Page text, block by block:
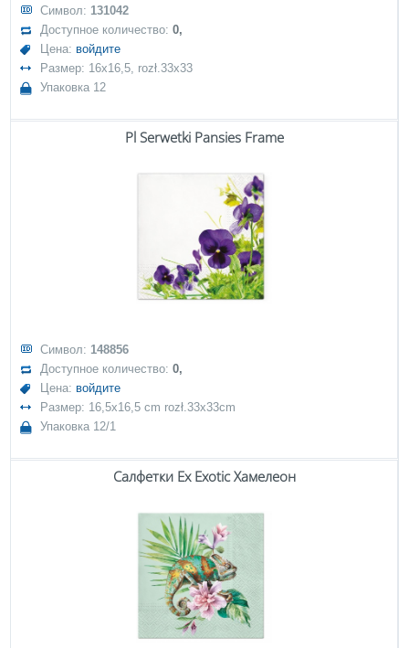
Символ: 131042
Доступное количество:0,
Цена: войдите
Размер: 16x16,5, rozł.33x33
Упаковка 12
Pl Serwetki Pansies Frame
Символ: 148856
Доступное количество:0,
Цена: войдите
Размер: 16,5x16,5 cm rozł.33x33cm
Упаковка 12/1
Салфетки Ex Exotic Хамелеон